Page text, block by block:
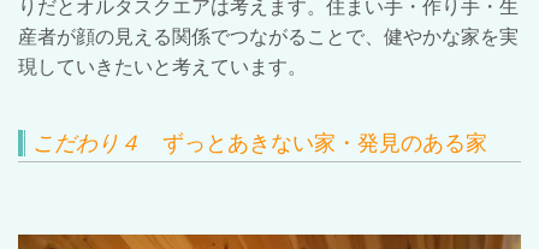
りだとオルタスクエアは考えます。住まい手・作り手・生
産者が顔の見える関係でつながることで、健やかな家を実
現していきたいと考えています。
こだわり ４ ずっとあきない家・発見のある家